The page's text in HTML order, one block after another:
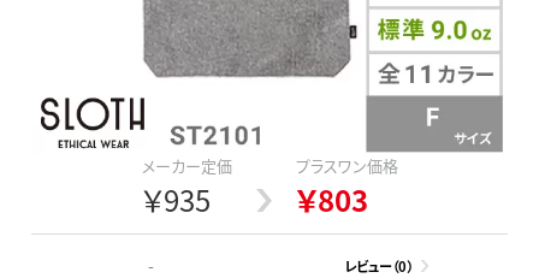
メーカー定価
￥935
プラスワン価格
￥803
- レビュー（0）